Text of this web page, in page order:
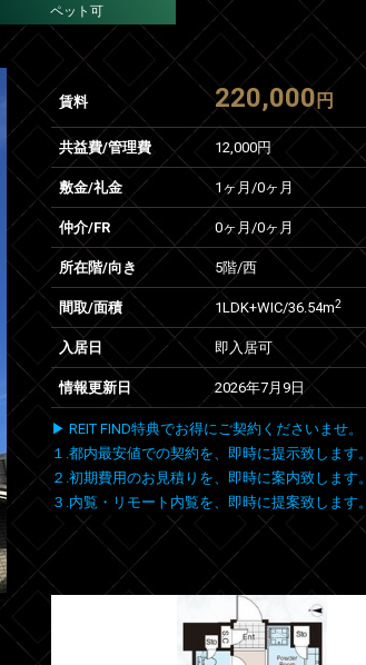
ペット可
賃料 220,000 円
共益費/管理費 12,000円
敷金/礼金 1ヶ月 /0ヶ月
仲介/FR 0ヶ月/0ヶ月
所在階/向き 5階/西
間取/面積 1LDK+WIC/36.54m2
入居日 即入居可
情報更新日 2026年7月9日
▶ REIT FIND特典でお得にご契約くださいませ。
１.都内最安値での契約を、即時に提示致します。
２.初期費用のお見積りを、即時に案内致します。
３.内覧・リモート内覧を、即時に提案致します。